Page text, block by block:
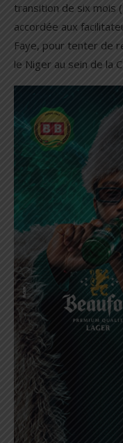
transition de six mois
accordée aux
Faye, pour tenter de
le Niger au sein de la